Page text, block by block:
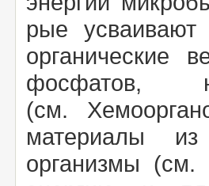
рые усваивают
органические
фосфатов,
(см.
материалы из
организмы (см.